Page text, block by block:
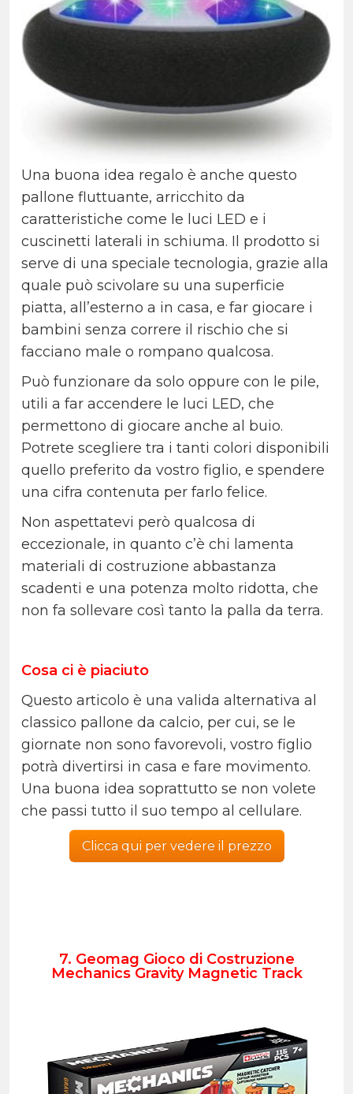
Una buona idea regalo è anche questo
pallone fluttuante, arricchito da
caratteristiche come le luci LED e i
cuscinetti laterali in schiuma. Il prodotto si
serve di una speciale tecnologia, grazie alla
quale può scivolare su una superficie
piatta, all’esterno a in casa, e far giocare i
bambini senza correre il rischio che si
facciano male o rompano qualcosa.
Può funzionare da solo oppure con le pile,
utili a far accendere le luci LED, che
permettono di giocare anche al buio.
Potrete scegliere tra i tanti colori disponibili
quello preferito da vostro figlio, e spendere
una cifra contenuta per farlo felice.
Non aspettatevi però qualcosa di
eccezionale, in quanto c’è chi lamenta
materiali di costruzione abbastanza
scadenti e una potenza molto ridotta, che
non fa sollevare così tanto la palla da terra.
Cosa ci è piaciuto
Questo articolo è una valida alternativa al
classico pallone da calcio, per cui, se le
giornate non sono favorevoli, vostro figlio
potrà divertirsi in casa e fare movimento.
Una buona idea soprattutto se non volete
che passi tutto il suo tempo al cellulare.
Clicca qui per vedere il prezzo
7. Geomag Gioco di Costruzione
Mechanics Gravity Magnetic Track